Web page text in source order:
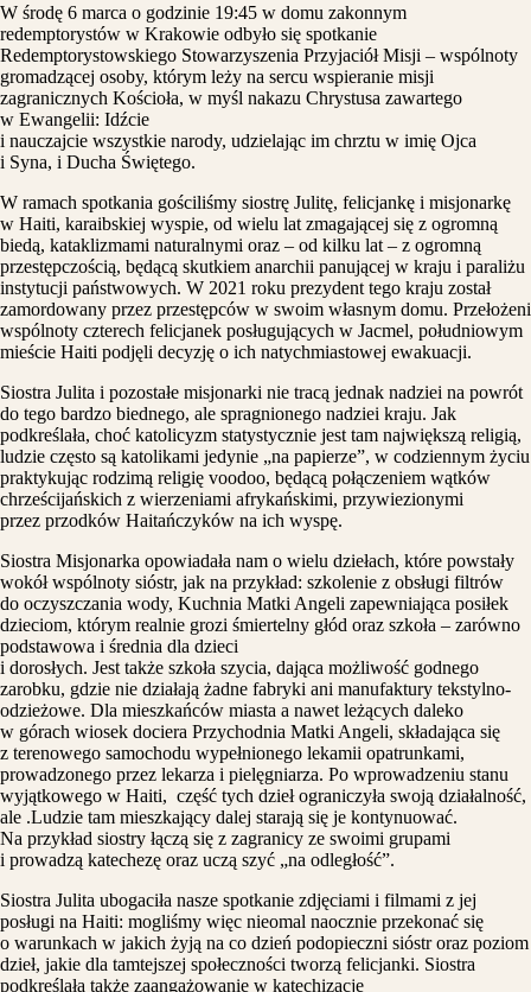
W środę 6 marca o godzinie 19:45 w domu zakonnym
redemptorystów w Krakowie odbyło się spotkanie
Redemptorystowskiego Stowarzyszenia Przyjaciół Misji – wspólnoty
gromadzącej osoby, którym leży na sercu wspieranie misji
zagranicznych Kościoła, w myśl nakazu Chrystusa zawartego
w Ewangelii: Idźcie
i nauczajcie wszystkie narody, udzielając im chrztu w imię Ojca
i Syna, i Ducha Świętego.
W ramach spotkania gościliśmy siostrę Julitę, felicjankę i misjonarkę
w Haiti, karaibskiej wyspie, od wielu lat zmagającej się z ogromną
biedą, kataklizmami naturalnymi oraz – od kilku lat – z ogromną
przestępczością, będącą skutkiem anarchii panującej w kraju i paraliżu
instytucji państwowych. W 2021 roku prezydent tego kraju został
zamordowany przez przestępców w swoim własnym domu. Przełożeni
wspólnoty czterech felicjanek posługujących w Jacmel, południowym
mieście Haiti podjęli decyzję o ich natychmiastowej ewakuacji.
Siostra Julita i pozostałe misjonarki nie tracą jednak nadziei na powrót
do tego bardzo biednego, ale spragnionego nadziei kraju. Jak
podkreślała, choć katolicyzm statystycznie jest tam największą religią,
ludzie często są katolikami jedynie „na papierze”, w codziennym życiu
praktykując rodzimą religię voodoo, będącą połączeniem wątków
chrześcijańskich z wierzeniami afrykańskimi, przywiezionymi
przez przodków Haitańczyków na ich wyspę.
Siostra Misjonarka opowiadała nam o wielu dziełach, które powstały
wokół wspólnoty sióstr, jak na przykład: szkolenie z obsługi filtrów
do oczyszczania wody, Kuchnia Matki Angeli zapewniająca posiłek
dzieciom, którym realnie grozi śmiertelny głód oraz szkoła – zarówno
podstawowa i średnia dla dzieci
i dorosłych. Jest także szkoła szycia, dająca możliwość godnego
zarobku, gdzie nie działają żadne fabryki ani manufaktury tekstylno-
odzieżowe. Dla mieszkańców miasta a nawet leżących daleko
w górach wiosek dociera Przychodnia Matki Angeli, składająca się
z terenowego samochodu wypełnionego lekamii opatrunkami,
prowadzonego przez lekarza i pielęgniarza. Po wprowadzeniu stanu
wyjątkowego w Haiti, część tych dzieł ograniczyła swoją działalność,
ale .Ludzie tam mieszkający dalej starają się je kontynuować.
Na przykład siostry łączą się z zagranicy ze swoimi grupami
i prowadzą katechezę oraz uczą szyć „na odległość”.
Siostra Julita ubogaciła nasze spotkanie zdjęciami i filmami z jej
posługi na Haiti: mogliśmy więc nieomal naocznie przekonać się
o warunkach w jakich żyją na co dzień podopieczni sióstr oraz poziom
dzieł, jakie dla tamtejszej społeczności tworzą felicjanki. Siostra
podkreślała także zaangażowanie w katechizację